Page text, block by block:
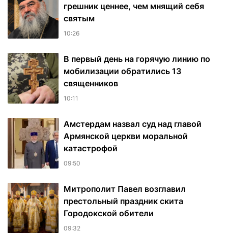
грешник ценнее, чем мнящий себя
святым
10:26
В первый день на горячую линию по
мобилизации обратились 13
священников
10:11
Амстердам назвал суд над главой
Армянской церкви моральной
катастрофой
09:50
Митрополит Павел возглавил
престольный праздник скита
Городокской обители
09:32